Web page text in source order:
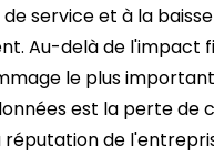
service et à la
Au-delà de l'impact
le plus
est la perte de
réputation de